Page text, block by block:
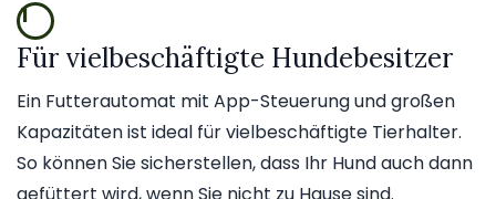
1
Für vielbeschäftigte Hundebesitzer
Ein Futterautomat mit App-Steuerung und großen
Kapazitäten ist ideal für vielbeschäftigte Tierhalter.
So können Sie sicherstellen, dass Ihr Hund auch dann